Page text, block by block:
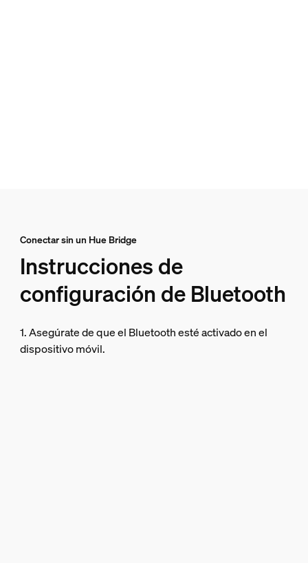
Conectar sin un Hue Bridge
Instrucciones de
configuración de Bluetooth
1. Asegúrate de que el Bluetooth esté activado en el
dispositivo móvil.